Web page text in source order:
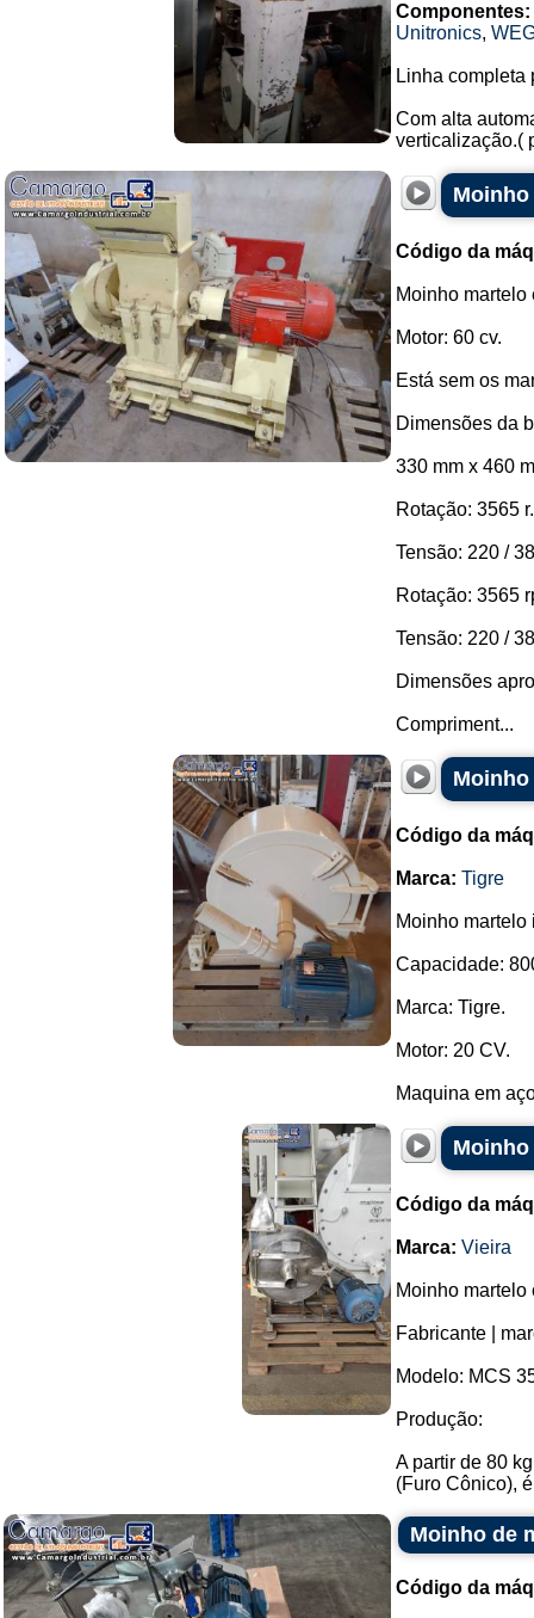
Componentes:
Unitronics,
Linha completa
Com alta
verticalização.(
Código da
Moinho martelo
Motor: 60 cv.
Está sem os
Dimensões da
330 mm x 460
Rotação: 3565
Tensão: 220 /
Rotação: 3565
Tensão: 220 /
Dimensões
Compriment...
Código da
Marca: Tigre
Moinho martelo
Capacidade:
Marca: Tigre.
Motor: 20 CV.
Maquina em
Moinho
Código da
Marca: Vieira
Moinho martelo
Fabricante |
Modelo: MCS
Produção:
A partir de 80
(Furo Cônico),
Moinho de
Código da